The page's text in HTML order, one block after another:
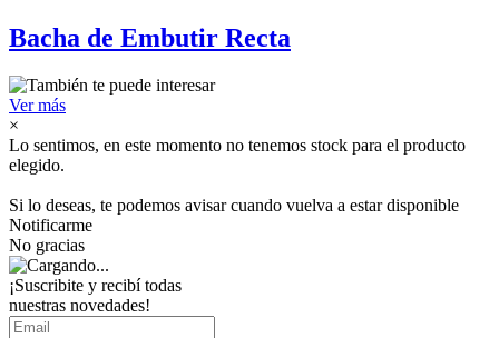
Bacha de Embutir Recta
Ver más
×
Lo sentimos, en este momento no tenemos stock para el producto
elegido.
Si lo deseas, te podemos avisar cuando vuelva a estar disponible
Notificarme
No gracias
¡Suscribite y recibí todas
nuestras novedades!